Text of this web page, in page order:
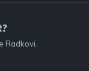
Radkovi.